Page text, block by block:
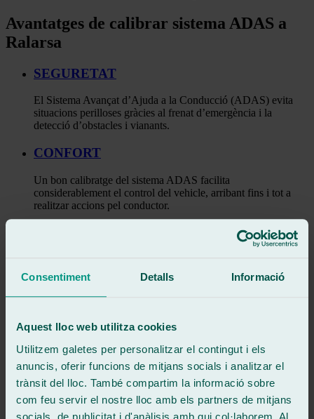
Consentiment Detalls Informació
Aquest lloc web utilitza cookies
Utilitzem galetes per personalitzar el contingut i els
anuncis, oferir funcions de mitjans socials i analitzar el
trànsit del lloc. També compartim la informació sobre
com feu servir el nostre lloc amb els partners de mitjans
socials, de publicitat i d'anàlisis amb qui col·laborem. Al
Avantatges de calibrar sistema ADAS a
Ralarsa
SEGURETAT
El Sistema Avançat d’Ajuda a la Conducció (ADAS) evita
situacions perilloses gràcies al frenat d’emergència i la
detecció d’obstacles i vianants.
CONFORT
Un bon calibratge del sistema ADAS facilita
considerablement el control del vehicle, arribant fins i tot a
realitzar accions pel conductor.
assegurar-se que el ADAS realitza la seva funció de manera
precisa.
dels senyals de l’entorn, aspecte que augmenta el risc
d’accident.
Reparació i substitució de vidres de cotxe